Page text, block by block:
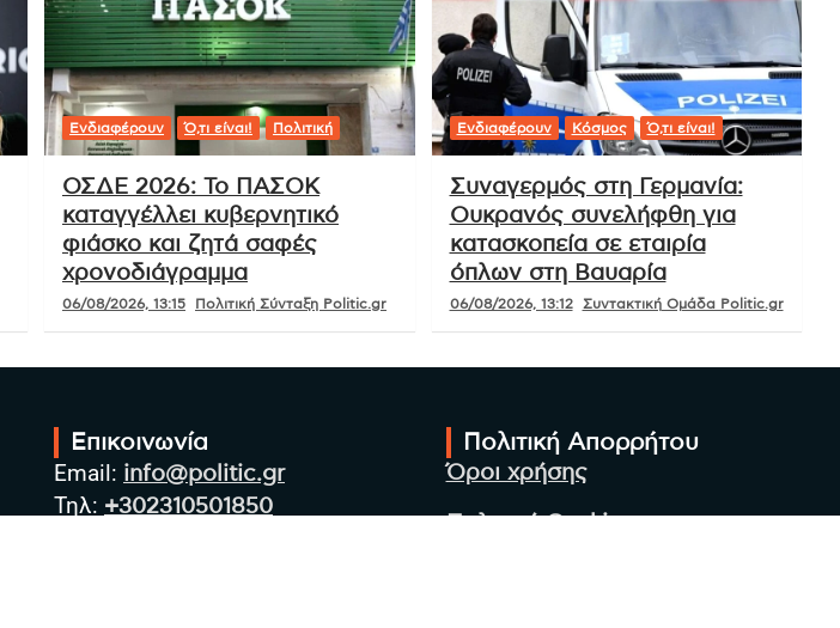
Ενδιαφέρουν Ό,τι είναι! Πολιτική
ΟΣΔΕ 2026: Το ΠΑΣΟΚ
καταγγέλλει κυβερνητικό
φιάσκο και ζητά σαφές
χρονοδιάγραμμα
06/08/2026, 13:15 Πολιτική Σύνταξη Politic.gr
Ενδιαφέρουν Κόσμος Ό,τι είναι!
Συναγερμός στη Γερμανία:
Ουκρανός συνελήφθη για
κατασκοπεία σε εταιρία
όπλων στη Βαυαρία
06/08/2026, 13:12 Συντακτική Ομάδα Politic.gr
Επικοινωνία
Email: info@politic.gr
Τηλ: +302310501850
Πολιτική Απορρήτου
Όροι χρήσης
Πολιτική Cookies